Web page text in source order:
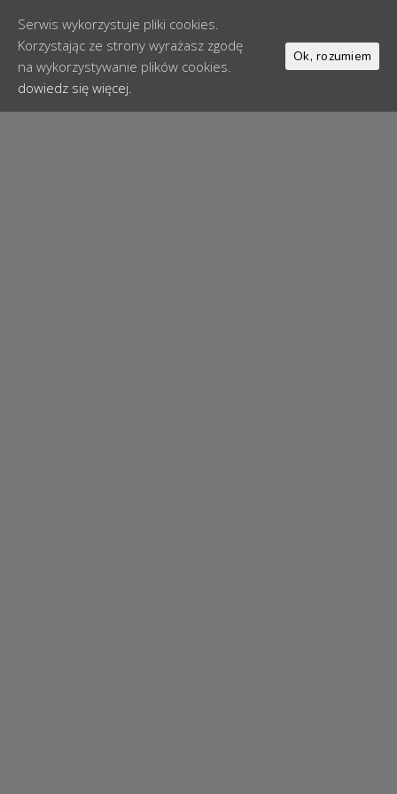
Serwis wykorzystuje pliki cookies.
Korzystając ze strony wyrażasz zgodę
na wykorzystywanie plików cookies.
dowiedz się więcej.
Ok, rozumiem